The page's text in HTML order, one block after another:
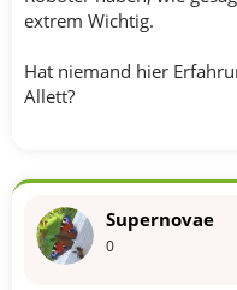
extrem Wichtig.
Hat niemand hier
Allett?
Supernovae
0